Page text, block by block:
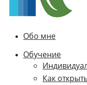
Обо мне
Обучение
Как